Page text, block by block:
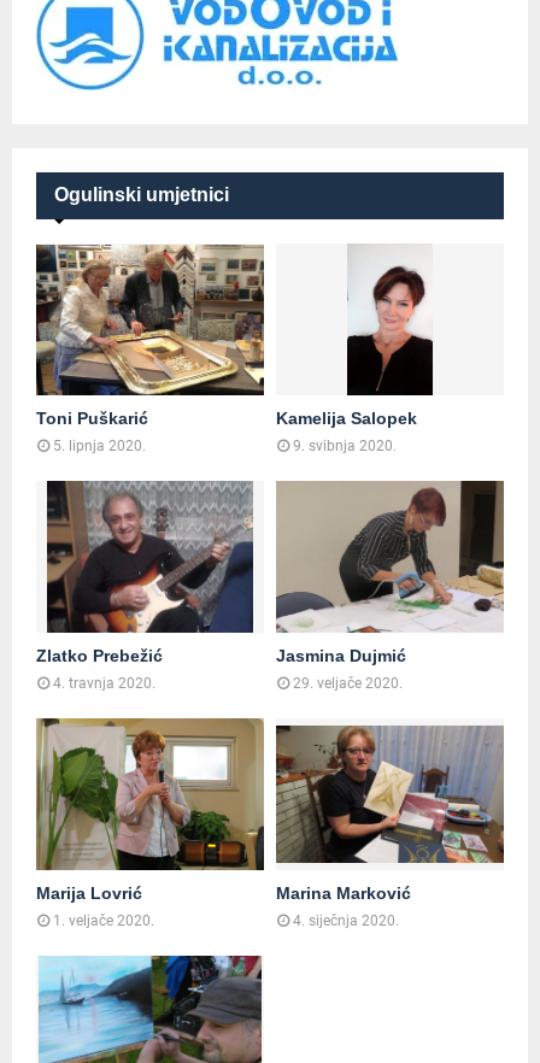
Ogulinski umjetnici
Toni Puškarić
5. lipnja 2020.
Kamelija Salopek
9. svibnja 2020.
Zlatko Prebežić
4. travnja 2020.
Jasmina Dujmić
29. veljače 2020.
Marija Lovrić
1. veljače 2020.
Marina Marković
4. siječnja 2020.